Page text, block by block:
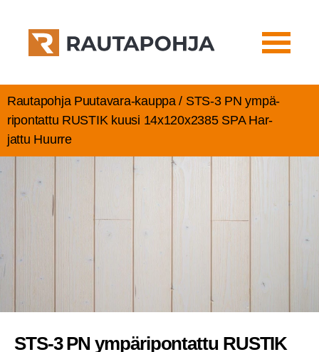
Rautapohja Puutavara-kauppa / STS‑3 PN ympä­
ri­pon­tat­tu RUS­TIK kuusi 14x120x2385 SPA Har­
jat­tu Huurre
STS‑3 PN ympä­ri­pon­tat­tu RUS­TIK